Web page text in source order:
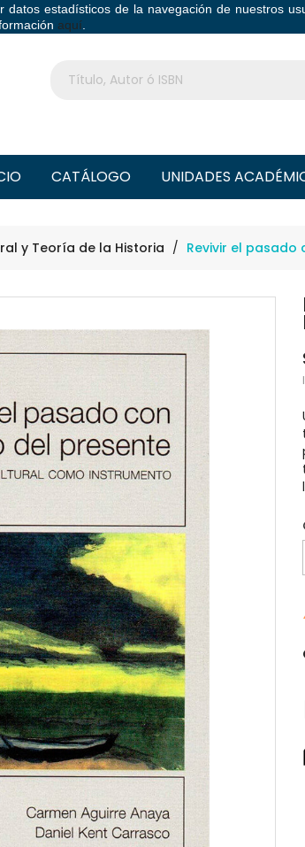
estadísticos de la navegación de nuestros
aquí
CATÁLOGO UNIDADES
y Teoría de la Historia Revivir el